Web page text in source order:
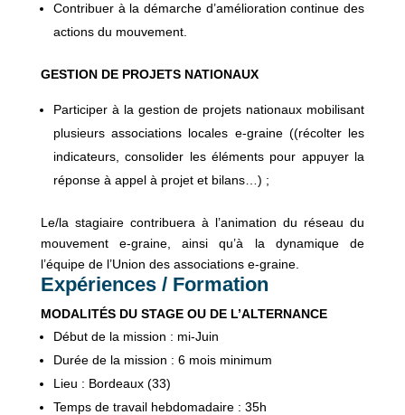
Contribuer à la démarche d’amélioration continue des
actions du mouvement.
GESTION DE PROJETS NATIONAUX
Participer à la gestion de projets nationaux mobilisant
plusieurs associations locales e-graine ((récolter les
indicateurs, consolider les éléments pour appuyer la
réponse à appel à projet et bilans…) ;
Le/la stagiaire contribuera à l’animation du réseau du
mouvement e-graine, ainsi qu’à la dynamique de
l’équipe de l’Union des associations e-graine.
Expériences / Formation
MODALITÉS DU STAGE OU DE L’ALTERNANCE
Début de la mission : mi-Juin
Durée de la mission : 6 mois minimum
Lieu : Bordeaux (33)
Temps de travail hebdomadaire : 35h